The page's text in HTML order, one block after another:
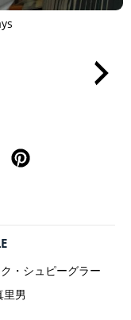
・シュピーグラー
里男